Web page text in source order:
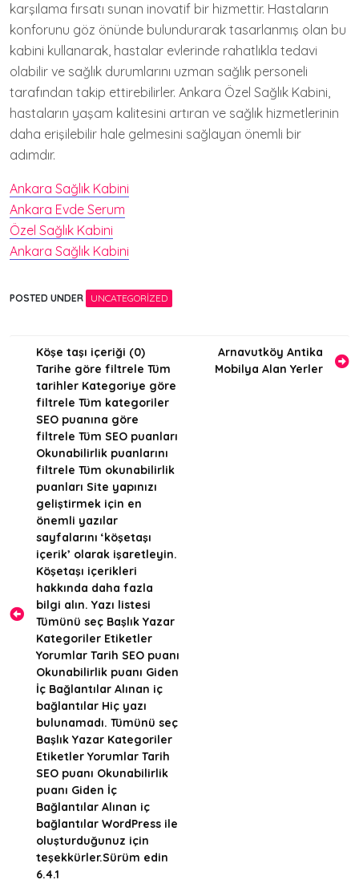
karşılama fırsatı sunan inovatif bir hizmettir. Hastaların
konforunu göz önünde bulundurarak tasarlanmış olan bu
kabini kullanarak, hastalar evlerinde rahatlıkla tedavi
olabilir ve sağlık durumlarını uzman sağlık personeli
tarafından takip ettirebilirler. Ankara Özel Sağlık Kabini,
hastaların yaşam kalitesini artıran ve sağlık hizmetlerinin
daha erişilebilir hale gelmesini sağlayan önemli bir
adımdır.
Ankara Sağlık Kabini
Ankara Evde Serum
Özel Sağlık Kabini
Ankara Sağlık Kabini
POSTED UNDER UNCATEGORIZED
Yazı
gezinmesi
Köşe taşı içeriği (0)
Tarihe göre filtrele Tüm
tarihler Kategoriye göre
filtrele Tüm kategoriler
SEO puanına göre
filtrele Tüm SEO puanları
Okunabilirlik puanlarını
filtrele Tüm okunabilirlik
puanları Site yapınızı
geliştirmek için en
önemli yazılar
sayfalarını ‘köşetaşı
içerik’ olarak işaretleyin.
Köşetaşı içerikleri
hakkında daha fazla
bilgi alın. Yazı listesi
Tümünü seç Başlık Yazar
Kategoriler Etiketler
Yorumlar Tarih SEO puanı
Okunabilirlik puanı Giden
İç Bağlantılar Alınan iç
bağlantılar Hiç yazı
bulunamadı. Tümünü seç
Başlık Yazar Kategoriler
Etiketler Yorumlar Tarih
SEO puanı Okunabilirlik
puanı Giden İç
Bağlantılar Alınan iç
bağlantılar WordPress ile
oluşturduğunuz için
teşekkürler.Sürüm edin
6.4.1
Arnavutköy Antika
Mobilya Alan Yerler